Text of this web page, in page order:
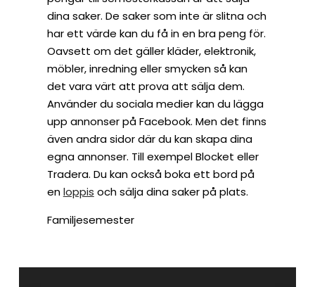
dina saker. De saker som inte är slitna och
har ett värde kan du få in en bra peng för.
Oavsett om det gäller kläder, elektronik,
möbler, inredning eller smycken så kan
det vara värt att prova att sälja dem.
Använder du sociala medier kan du lägga
upp annonser på Facebook. Men det finns
även andra sidor där du kan skapa dina
egna annonser. Till exempel Blocket eller
Tradera. Du kan också boka ett bord på
enloppis och sälja dina saker på plats.
Familjesemester